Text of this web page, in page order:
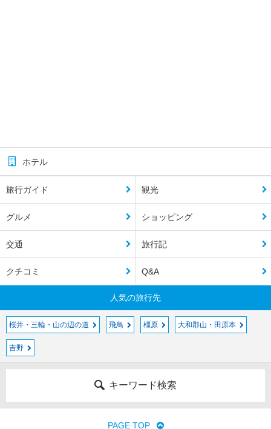
ホテル
旅行ガイド 観光
グルメ ショッピング
交通 旅行記
クチコミ Q&A
人気の旅行先
桜井・三輪・山の辺の道 飛鳥 橿原 大和郡山・田原本
吉野
キーワード検索
PAGE TOP